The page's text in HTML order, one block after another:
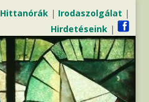
Hittanórák| Irodaszolgálat |
Hirdetéseink|